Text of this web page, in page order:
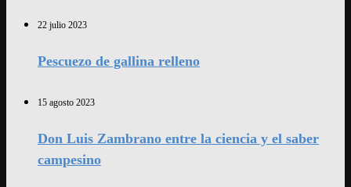
22 julio 2023
Pescuezo de gallina relleno
15 agosto 2023
Don Luis Zambrano entre la ciencia y el saber
campesino